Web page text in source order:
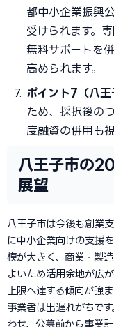
都中小企業振興
受けられます。
無料サポートを
高められます。
ポイント7（八王
ため、採択後の
度融資の併用も
八王子市の
展望
八王子市は今後も創業
に中小企業向けの支援
模が大きく、商業・製
よいため活用余地が広
上限へ達する傾向が強
事業者は出遅れがちで
わせ、公募前から事業